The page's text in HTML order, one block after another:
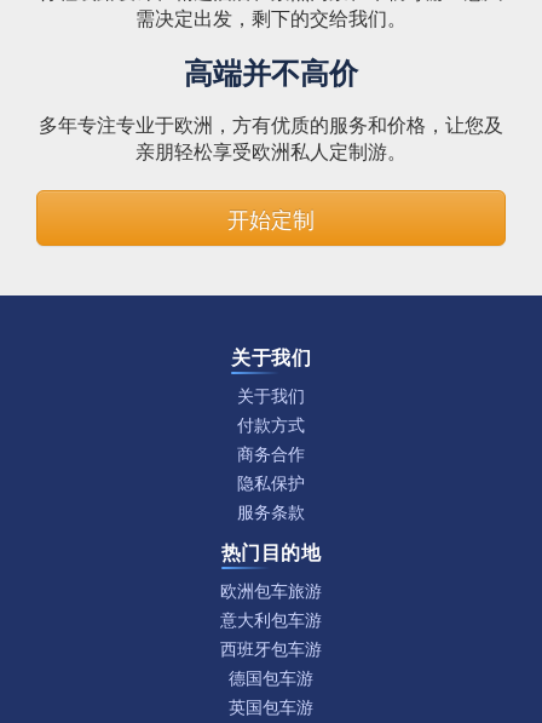
需决定出发，剩下的交给我们。
高端并不高价
多年专注专业于欧洲，方有优质的服务和价格，让您及
亲朋轻松享受欧洲私人定制游。
开始定制
关于我们
关于我们
付款方式
商务合作
隐私保护
服务条款
热门目的地
欧洲包车旅游
意大利包车游
西班牙包车游
德国包车游
英国包车游